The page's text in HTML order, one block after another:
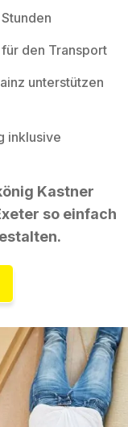
den Transport
unterstützen
inklusive
Kastner
so einfach